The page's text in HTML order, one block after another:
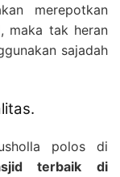
merepotkan
maka tak heran
sajadah
polos di
terbaik di